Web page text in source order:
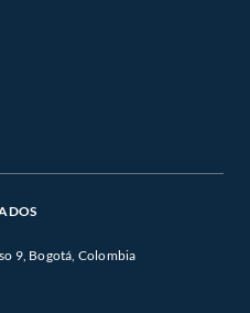
9, Bogotá, Colombia